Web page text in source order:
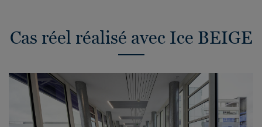
Cas réel réalisé avec Ice BEIGE